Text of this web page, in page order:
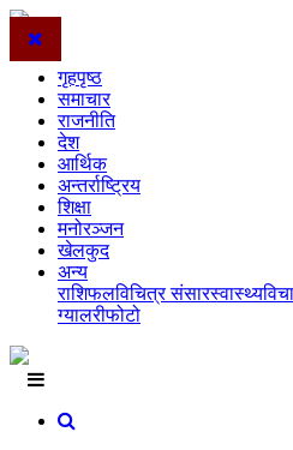
गृहपृष्ठ
समाचार
राजनीति
देश
आर्थिक
अन्तर्राष्ट्रिय
शिक्षा
मनोरञ्जन
खेलकुद
अन्य
राशिफलविचित्र संसारस्वास्थ्य
ग्यालरीफोटो